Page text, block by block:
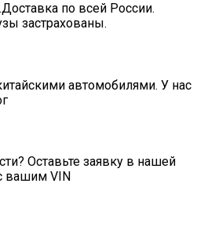
по всей России.
застрахованы.
автомобилями. У нас
Оставьте заявку в нашей
вашим VIN